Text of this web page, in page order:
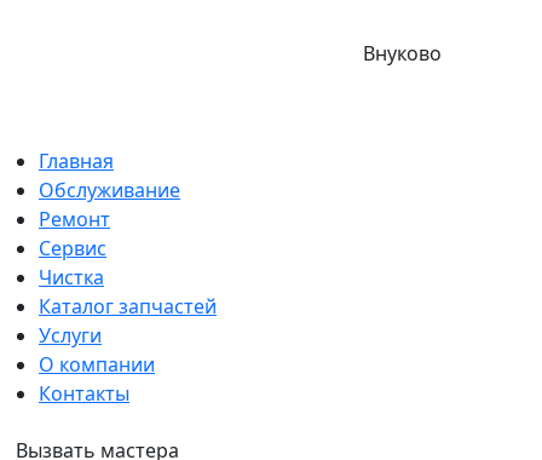
Внуково
Главная
Обслуживание
Ремонт
Сервис
Чистка
Каталог запчастей
Услуги
О компании
Контакты
Вызвать мастера